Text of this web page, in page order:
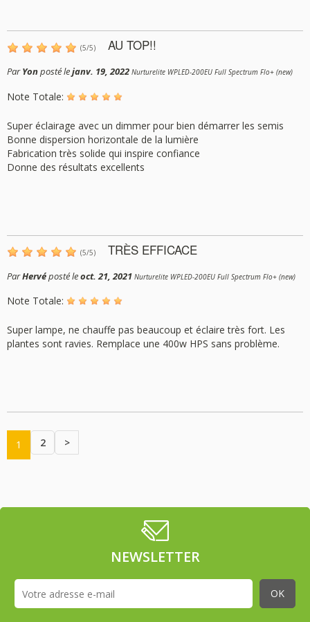
(5/5) AU TOP!!
ParYonposté lejanv. 19, 2022 Nurturelite WPLED-200EU Full Spectrum Flo+ (new)
Note Totale:
Super éclairage avec un dimmer pour bien démarrer les semis
Bonne dispersion horizontale de la lumière
Fabrication très solide qui inspire confiance
Donne des résultats excellents
(5/5) TRÈS EFFICACE
ParHervéposté leoct. 21, 2021 Nurturelite WPLED-200EU Full Spectrum Flo+ (new)
Note Totale:
Super lampe, ne chauffe pas beaucoup et éclaire très fort. Les
plantes sont ravies. Remplace une 400w HPS sans problème.
1 2 >
NEWSLETTER